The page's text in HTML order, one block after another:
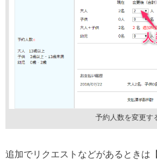
予約人数を変更す
追加でリクエストなどがあるときは